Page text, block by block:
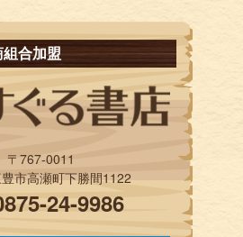
合加盟
〒767-0011
市高瀬町下勝間1122
24-9986